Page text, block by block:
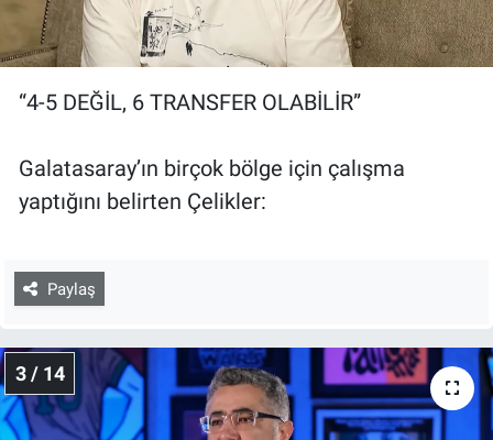
“4-5 DEĞİL, 6 TRANSFER OLABİLİR”
Galatasaray’ın birçok bölge için çalışma
yaptığını belirten Çelikler:
Paylaş
3 / 14